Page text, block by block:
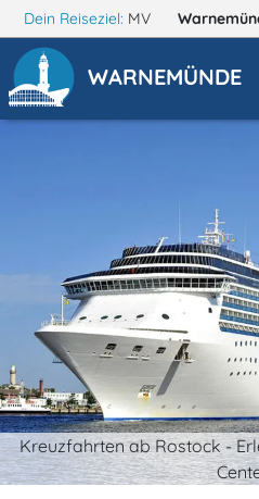
Dein Reiseziel: MV
WARNEMÜNDE
Kreuzfahrten ab Rostock -